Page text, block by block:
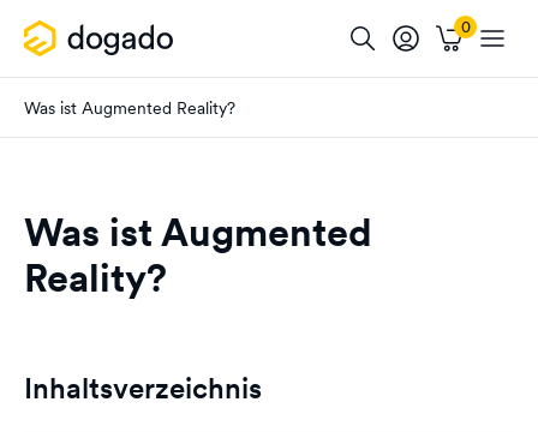
Was ist Augmented Reality?
Was ist Augmented
Reality?
Inhaltsverzeichnis